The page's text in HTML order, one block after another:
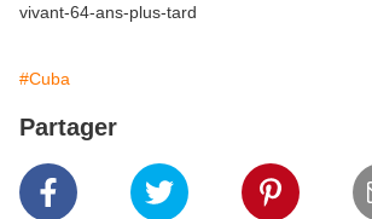
vivant-64-ans-plus-tard
#Cuba
Partager